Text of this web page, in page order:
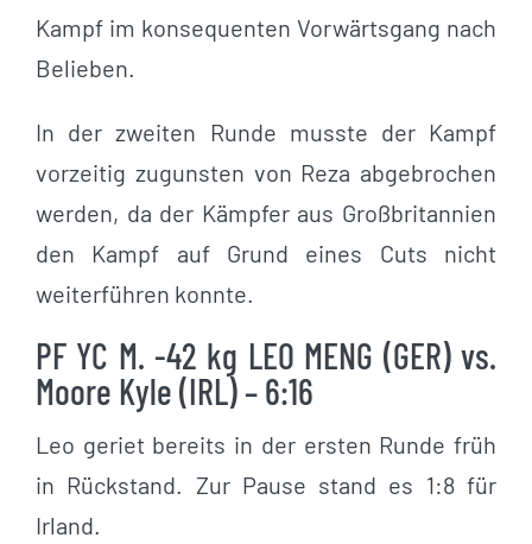
Kampf im konsequenten Vorwärtsgang nach
Belieben.
In der zweiten Runde musste der Kampf
vorzeitig zugunsten von Reza abgebrochen
werden, da der Kämpfer aus Großbritannien
den Kampf auf Grund eines Cuts nicht
weiterführen konnte.
PF YC M. -42 kg LEO MENG (GER) vs.
Moore Kyle (IRL) – 6:16
Leo geriet bereits in der ersten Runde früh
in Rückstand. Zur Pause stand es 1:8 für
Irland.